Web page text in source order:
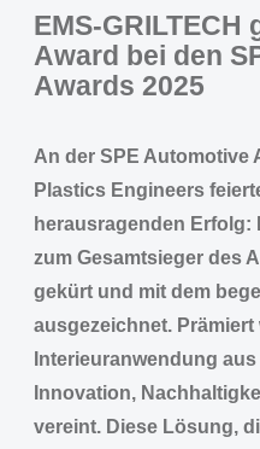
EMS-GRILTECH
Award bei den
Awards 2025
An der SPE Automotive
Plastics Engineers
herausragenden Erfolg:
zum Gesamtsieger des
gekürt und mit dem
ausgezeichnet.
Interieuranwendung
Innovation,
vereint. Diese Lösung,